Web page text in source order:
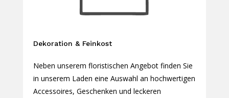
Dekoration & Feinkost
Neben unserem floristischen Angebot finden Sie
in unserem Laden eine Auswahl an hochwertigen
Accessoires, Geschenken und leckeren